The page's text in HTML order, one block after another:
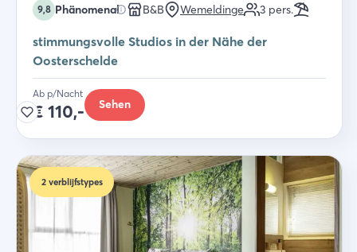
9,8 Phänomenal B&B Wemeldinge 3 pers.
stimmungsvolle Studios in der Nähe der
Oosterschelde
Ab p/Nacht
€ 110,- Sehen
2 verblijfstypes